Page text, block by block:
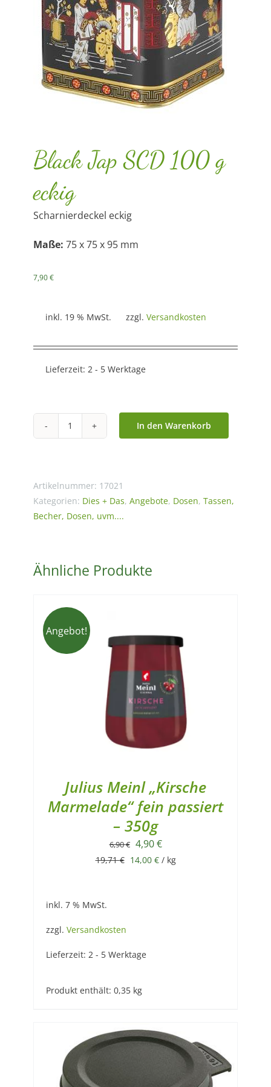
Black Jap SCD 100 g
eckig
Scharnierdeckel eckig
Maße: 75 x 75 x 95 mm
7,90€
inkl. 19 % MwSt. zzgl. Versandkosten
Lieferzeit: 2 - 5 Werktage
Black
100
g
eckig
In den Warenkorb
Artikelnummer: 17021
Kategorien: Dies + Das, Angebote, Dosen, Tassen,
Becher, Dosen, uvm....
Ähnliche Produkte
Angebot!
Julius Meinl „Kirsche
Marmelade“ fein passiert
– 350g
6,90€ Ursprünglicher
Preis
4,90€Aktueller
Preis
19,71€ 14,00 €/ kg
inkl. 7 % MwSt.
zzgl. Versandkosten
Lieferzeit: 2 - 5 Werktage
Produkt enthält: 0,35 kg